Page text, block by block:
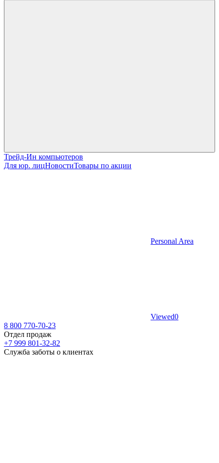
Трейд-Ин компьютеров
Для юр. лицНовостиТовары по акции
Personal Area
Viewed0
8 800 770-70-23
Отдел продаж
+7 999 801-32-82
Служба заботы о клиентах